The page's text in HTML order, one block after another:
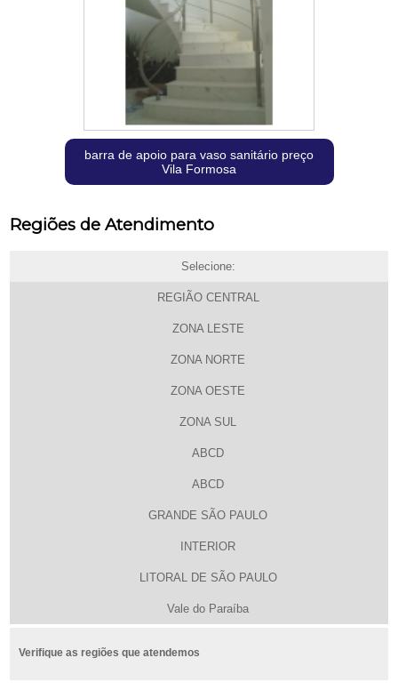
barra de apoio para vaso sanitário preço
Vila Formosa
Regiões de Atendimento
Selecione:
REGIÃO CENTRAL
ZONA LESTE
ZONA NORTE
ZONA OESTE
ZONA SUL
ABCD
ABCD
GRANDE SÃO PAULO
INTERIOR
LITORAL DE SÃO PAULO
Vale do Paraíba
Verifique as regiões que atendemos